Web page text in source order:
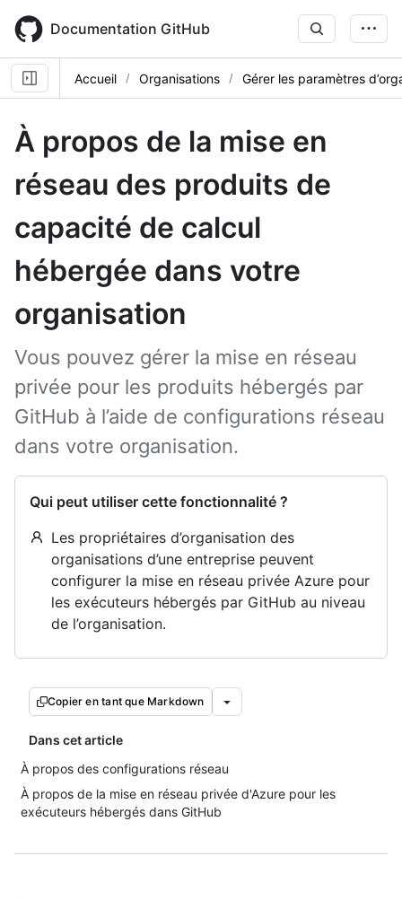
main
content
Documentation GitHub
Accueil Organisations Gérer les paramètres
À propos de la mise en
réseau des produits de
capacité de calcul
hébergée dans votre
organisation
Vous pouvez gérer la mise en réseau
privée pour les produits hébergés par
GitHub à l’aide de configurations réseau
dans votre organisation.
Qui peut utiliser cette fonctionnalité ?
Les propriétaires d’organisation des
organisations d’une entreprise peuvent
configurer la mise en réseau privée Azure pour
les exécuteurs hébergés par GitHub au niveau
de l’organisation.
Copier en tant que Markdown
Dans cet article
À propos des configurations réseau
À propos de la mise en réseau privée d'Azure pour les
exécuteurs hébergés dans GitHub